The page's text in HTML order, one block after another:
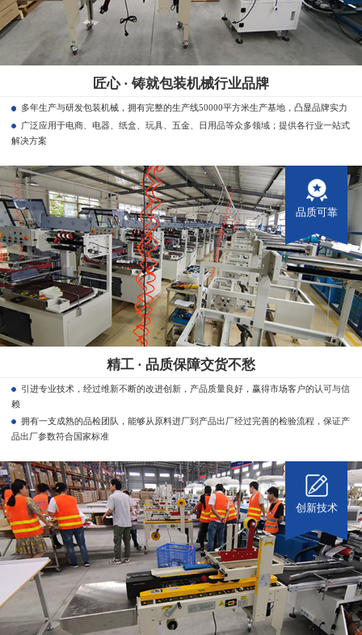
匠心 · 铸就包装机械行业品牌
多年生产与研发包装机械，拥有完整的生产线50000平方米生产基地，凸显品牌实力
广泛应用于电商、电器、纸盒、玩具、五金、日用品等众多领域；提供各行业一站式
解决方案
品质可靠
精工 · 品质保障交货不愁
引进专业技术，经过维新不断的改进创新，产品质量良好，赢得市场客户的认可与信
赖
拥有一支成熟的品检团队，能够从原料进厂到产品出厂经过完善的检验流程，保证产
品出厂参数符合国家标准
创新技术